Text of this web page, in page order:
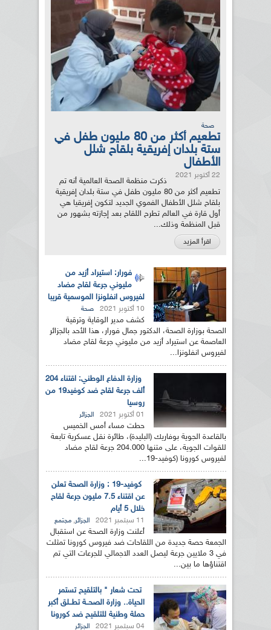
صحة
تطعيم أكثر من 80 مليون طفل في
ستة بلدان إفريقية بلقاح شلل
الأطفال
22 أكتوبر 2021
ذكرت منظمة الصحة العالمية أنه تم
تطعيم أكثر من 80 مليون طفل في ستة بلدان إفريقية
بلقاح شلل الأطفال الفموي الجديد لتكون إفريقيا هي
أول قارة في العالم تطرح اللقاح بعد إجازته بشهور من
قبل المنظمة وذلك...
اقرأ المزيد
فورار: استيراد أزيد من
مليوني جرعة لقاح مضاد
لفيروس انفلونزا الموسمية قريبا
10 أكتوبر 2021 صحة
كشف مدير الوقاية وترقية
الصحة بوزارة الصحة، الدكتور جمال فورار، هذا الأحد بالجزائر
العاصمة عن استيراد أزيد من مليوني جرعة لقاح مضاد
لفيروس انفلونزا...
وزارة الدفاع الوطني: اقتناء 204
ألف جرعة لقاح ضد كوفيد19 من
روسيا
01 أكتوبر 2021 الجزائر
حطت مساء أمس الخميس
بالقاعدة الجوية بوفاريك (البليدة)، طائرة نقل عسكرية تابعة
للقوات الجوية، على متنها 204.000 جرعة لقاح مضاد
لفيروس كورونا (كوفيد-19...
كوفيد-19 : وزارة الصحة تعلن
عن اقتناء 7.5 مليون جرعة لقاح
خلال 5 أيام
11 سبتمبر 2021 الجزائر, مجتمع
أعلنت وزارة الصحة عن استقبال
الجمعة حصة جديدة من اللقاحات ضد فيروس كورونا تمثلت
في 3 ملايين جرعة ليصل العدد الاجمالي للجرعات التي تم
اقتناؤها ما بين...
تحت شعار " بالتلقيح تستمر
الحياة.. وزارة الصحــة تطــلق أكبر
حملة وطنية للتلقيح ضد كورونا
04 سبتمبر 2021 الجزائر